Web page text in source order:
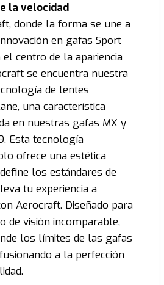
la velocidad
donde la forma se une a
en gafas Sport
centro de la apariencia
se encuentra nuestra
de lentes
una característica
en nuestras gafas MX y
Esta tecnología
ofrece una estética
los estándares de
tu experiencia a
Aerocraft. Diseñado para
de visión incomparable,
los límites de las gafas
a la perfección